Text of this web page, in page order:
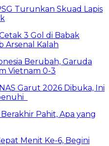
Turunkan Skuad Lapis
3 Gol di Babak
Arsenal Kalah
Berubah, Garuda
Vietnam 0-3
Garut 2026 Dibuka, Ini
Pahit, Apa yang
Menit Ke-6, Begini